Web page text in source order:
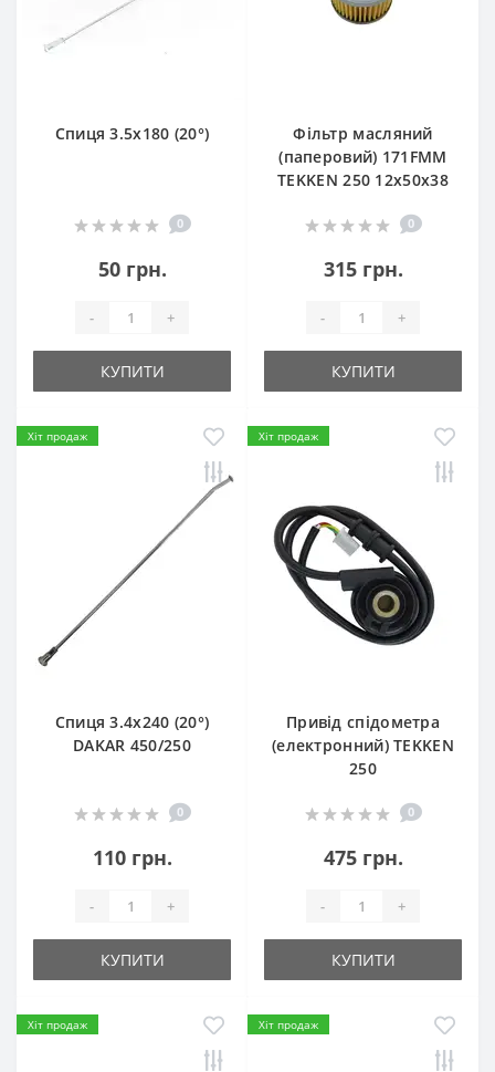
Спиця 3.5х180 (20°)
0
50 грн.
- +
КУПИТИ
Фільтр масляний
(паперовий) 171FMM
TEKKEN 250 12х50х38
0
315 грн.
- +
КУПИТИ
Хіт продаж
Спиця 3.4х240 (20°)
DAKAR 450/250
0
110 грн.
- +
КУПИТИ
Хіт продаж
Привід спідометра
(електронний) TEKKEN
250
0
475 грн.
- +
КУПИТИ
Хіт продаж Хіт продаж